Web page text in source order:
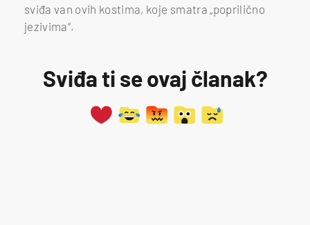
sviđa van ovih kostima, koje smatra „poprilično
jezivima“.
Sviđa ti se ovaj članak?